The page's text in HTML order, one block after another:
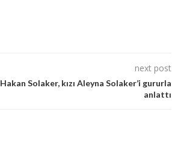
next post
Solaker, kızı Aleyna Solaker’i gururla
anlattı